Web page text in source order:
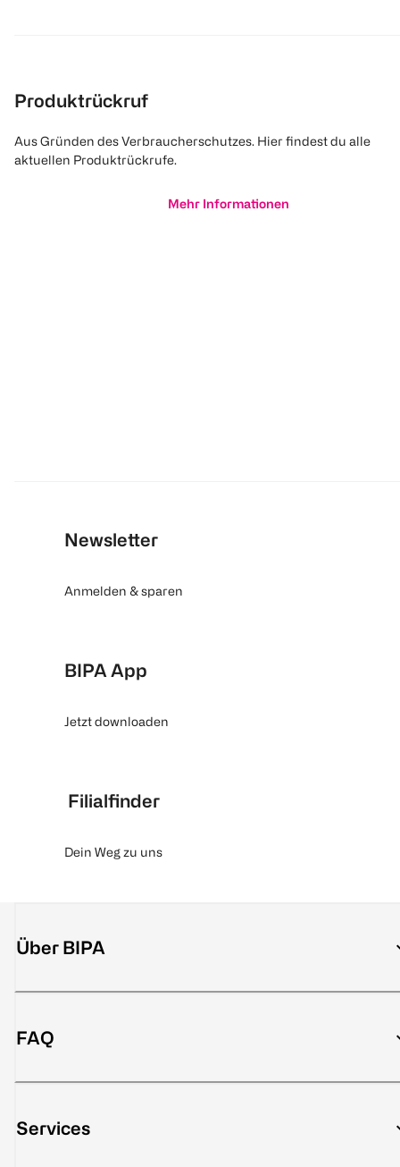
Produktrückruf
Aus Gründen des Verbraucherschutzes. Hier findest du alle
aktuellen Produktrückrufe.
Mehr Informationen
Newsletter
Anmelden & sparen
BIPA App
Jetzt downloaden
Filialfinder
Dein Weg zu uns
Über BIPA
FAQ
Services